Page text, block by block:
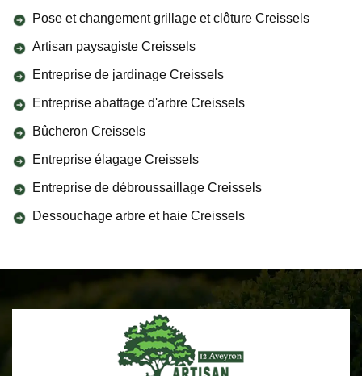
Pose et changement grillage et clôture Creissels
Artisan paysagiste Creissels
Entreprise de jardinage Creissels
Entreprise abattage d'arbre Creissels
Bûcheron Creissels
Entreprise élagage Creissels
Entreprise de débroussaillage Creissels
Dessouchage arbre et haie Creissels